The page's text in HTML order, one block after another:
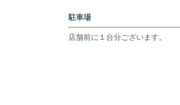
駐車場
店舗前に１台分ございます。